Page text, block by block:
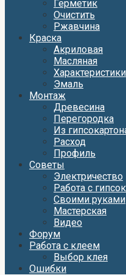
Герметик
Очистить
Ржавчина
Краска
Акриловая
Масляная
Характеристики
Эмаль
Монтаж
Древесина
Перегородка
Из
Расход
Профиль
Советы
Электричество
Работа с
Своими руками
Мастерская
Видео
Форум
Работа с клеем
Выбор клея
Ошибки